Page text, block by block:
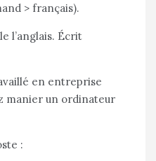
> français).
l’anglais. Écrit
en entreprise
manier un ordinateur
: